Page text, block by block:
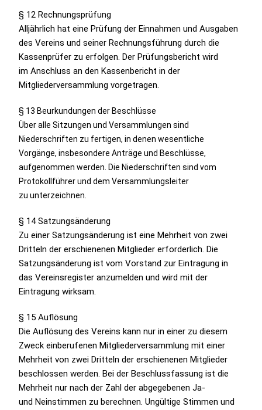
§ 12 Rechnungsprüfung
Alljährlich hat eine Prüfung der Einnahmen und Ausgaben
des Vereins und seiner Rechnungsführung durch die
Kassenprüfer zu erfolgen. Der Prüfungsbericht wird
im Anschluss an den Kassenbericht in der
Mitgliederversammlung vorgetragen.
§ 13 Beurkundungen der Beschlüsse
Über alle Sitzungen und Versammlungen sind
Niederschriften zu fertigen, in denenwesentliche
Vorgänge, insbesondere Anträge und Beschlüsse,
aufgenommen werden. Die Niederschriften sind vom
Protokollführer und dem Versammlungsleiter
zuunterzeichnen.
§ 14 Satzungsänderung
Zu einer Satzungsänderung ist eine Mehrheit von zwei
Dritteln der erschienenen Mitglieder erforderlich. Die
Satzungsänderung ist vom Vorstand zur Eintragung in
das Vereinsregister anzumelden und wird mit der
Eintragung wirksam.
§ 15 Auflösung
Die Auflösung des Vereins kann nur in einer zu diesem
Zweck einberufenen Mitgliederversammlung mit einer
Mehrheit von zwei Dritteln der erschienenenMitglieder
beschlossen werden. Bei der Beschlussfassung ist die
Mehrheit nur nach der Zahl der abgegebenen Ja-
und Neinstimmen zu berechnen. Ungültige Stimmen und